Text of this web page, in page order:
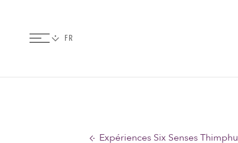
Expériences Six Senses Thimphu